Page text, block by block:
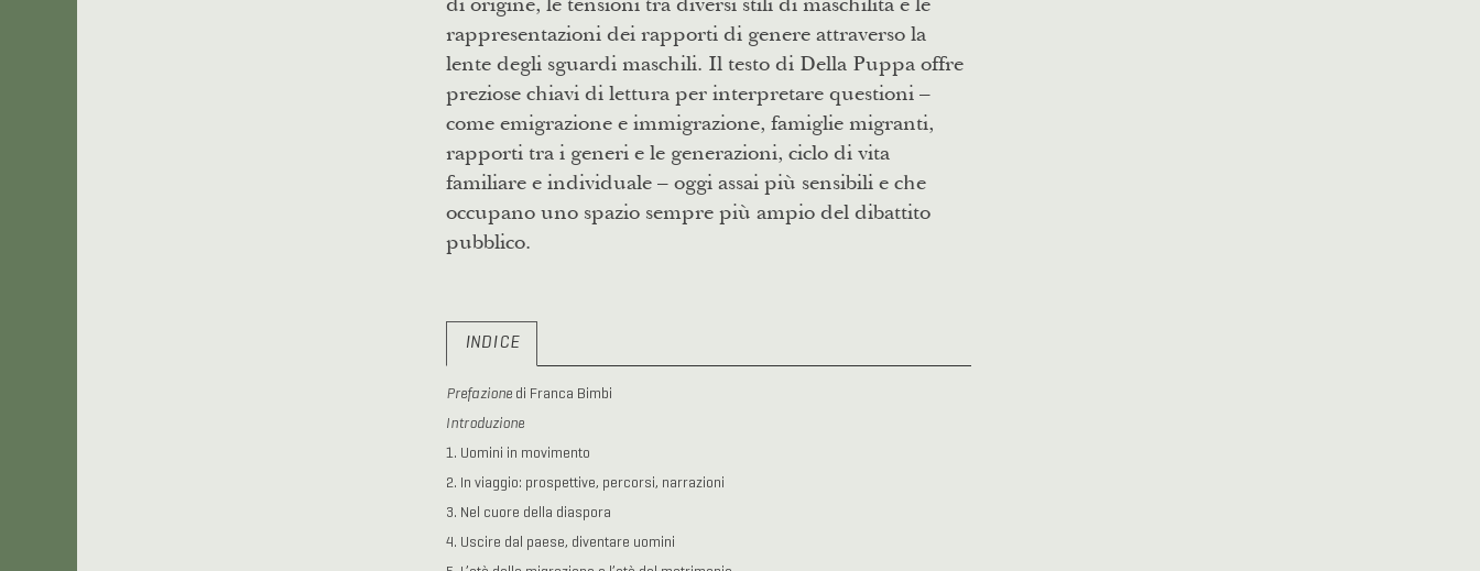
rappresentazioni dei rapporti di genere attraverso la
lente degli sguardi maschili. Il testo di Della Puppa offre
preziose chiavi di lettura per interpretare questioni –
come emigrazione e immigrazione, famiglie migranti,
rapporti tra i generi e le generazioni, ciclo di vita
familiare e individuale – oggi assai più sensibili e che
occupano uno spazio sempre più ampio del dibattito
pubblico.
INDICE
Prefazionedi Franca Bimbi
Introduzione
1. Uomini in movimento
2. In viaggio: prospettive, percorsi, narrazioni
3. Nel cuore della diaspora
4. Uscire dal paese, diventare uomini